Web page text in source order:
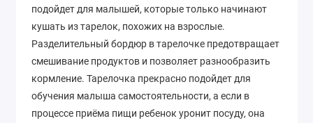
подойдет для малышей, которые только начинают
кушать из тарелок, похожих на взрослые.
Разделительный бордюр в тарелочке предотвращает
смешивание продуктов и позволяет разнообразить
кормление. Тарелочка прекрасно подойдет для
обучения малыша самостоятельности, а если в
процессе приёма пищи ребенок уронит посуду, она